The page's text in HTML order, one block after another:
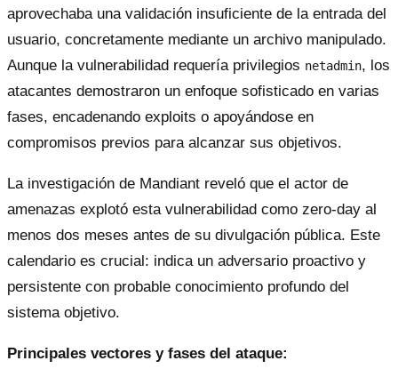
aprovechaba una validación insuficiente de la entrada del
usuario, concretamente mediante un archivo manipulado.
Aunque la vulnerabilidad requería privilegios netadmin, los
atacantes demostraron un enfoque sofisticado en varias
fases, encadenando exploits o apoyándose en
compromisos previos para alcanzar sus objetivos.
La investigación de Mandiant reveló que el actor de
amenazas explotó esta vulnerabilidad como zero-day al
menos dos meses antes de su divulgación pública. Este
calendario es crucial: indica un adversario proactivo y
persistente con probable conocimiento profundo del
sistema objetivo.
Principales vectores y fases del ataque: